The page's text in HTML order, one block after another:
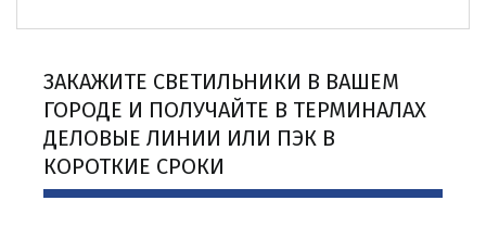
ЗАКАЖИТЕ СВЕТИЛЬНИКИ В ВАШЕМ
ГОРОДЕ И ПОЛУЧАЙТЕ В ТЕРМИНАЛАХ
ДЕЛОВЫЕ ЛИНИИ ИЛИ ПЭК В
КОРОТКИЕ СРОКИ